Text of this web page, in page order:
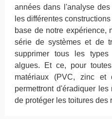
années dans l'analyse
les différentes
base de notre expérience,
série de systèmes et de
supprimer tous les
algues. Et ce, pour
matériaux (PVC, zinc et
permettront d'éradiquer
de protéger les toitures des